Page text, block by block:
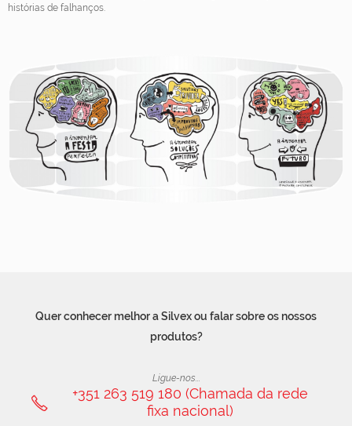
histórias de falhanços.
Quer conhecer melhor a Silvex ou falar sobre os nossos
produtos?
Ligue-nos...
+351 263 519 180 (Chamada da rede
fixa nacional)